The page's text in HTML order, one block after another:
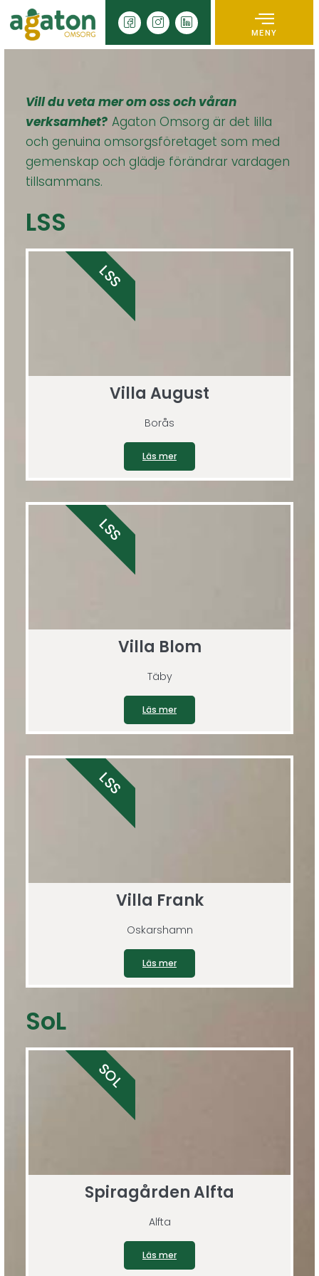
MENY
Vill du veta mer om oss och våran
verksamhet? Agaton Omsorg är det lilla
och genuina omsorgsföretaget som med
gemenskap och glädje förändrar vardagen
tillsammans.
LSS
Villa August
Borås
Läs mer
LSS
Villa Blom
Täby
Läs mer
LSS
Villa Frank
Oskarshamn
Läs mer
LSS
SoL
Spiragården Alfta
Alfta
Läs mer
SOL